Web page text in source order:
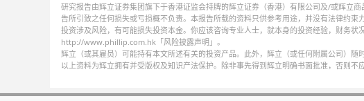
研究报告由辉立证券集团旗下于香港证监会持牌的辉立证券（香港）有限公司及/或辉立
告所引致之任何损失或亏损概不负责。本报告所载的资料只供参考用途，并没有法律约束
投资涉及风险，有可能损失投资本金。你应该咨询专业人士，就本身的投资经验，财务
http://www.phillip.com.hk「风险披露声明」。
辉立（或其雇员）可能持有本文所述有关的投资产品。此外，辉立（或任何附属公司）随
以上资料为辉立拥有并受版权及知识产法保护。除非事先得到辉立明确书面批准，否则不